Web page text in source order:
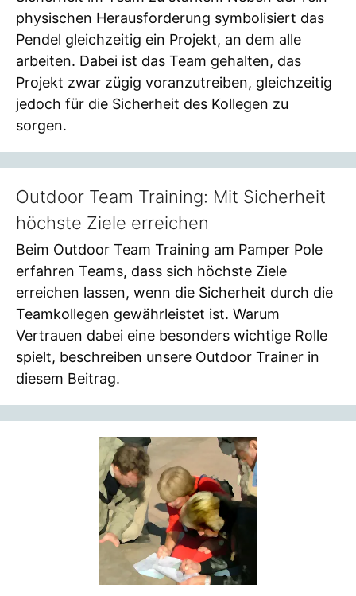
physischen Herausforderung symbolisiert das
Pendel gleichzeitig ein Projekt, an dem alle
arbeiten. Dabei ist das Team gehalten, das
Projekt zwar zügig voranzutreiben, gleichzeitig
jedoch für die Sicherheit des Kollegen zu
sorgen.
Outdoor Team Training: Mit Sicherheit
höchste Ziele erreichen
Beim Outdoor Team Training am Pamper Pole
erfahren Teams, dass sich höchste Ziele
erreichen lassen, wenn die Sicherheit durch die
Teamkollegen gewährleistet ist. Warum
Vertrauen dabei eine besonders wichtige Rolle
spielt, beschreiben unsere Outdoor Trainer in
diesem Beitrag.